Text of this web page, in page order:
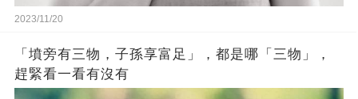
2023/11/20
「墳旁有三物，子孫享富足」，都是哪「三物」，
趕緊看一看有沒有